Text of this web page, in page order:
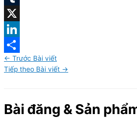
← Trước Bài viết
Tiếp theo Bài viết →
Bài đăng & Sản